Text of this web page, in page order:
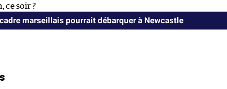
ce soir ?
marseillais pourrait débarquer à Newcastle